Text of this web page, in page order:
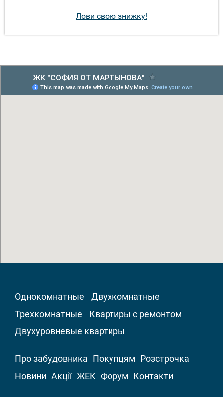
Лови свою знижку!
Однокомнатные
Двухкомнатные
Трехкомнатные
Квартиры с ремонтом
Двухуровневые квартиры
Про забудовника Покупцям Розстрочка
Новини Акції ЖЕК Форум Контакти